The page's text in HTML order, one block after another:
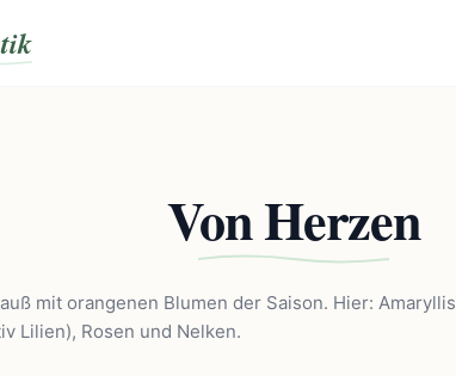
Von Herzen
mit orangenen Blumen der Saison. Hier: Amaryllis
Lilien), Rosen und Nelken.